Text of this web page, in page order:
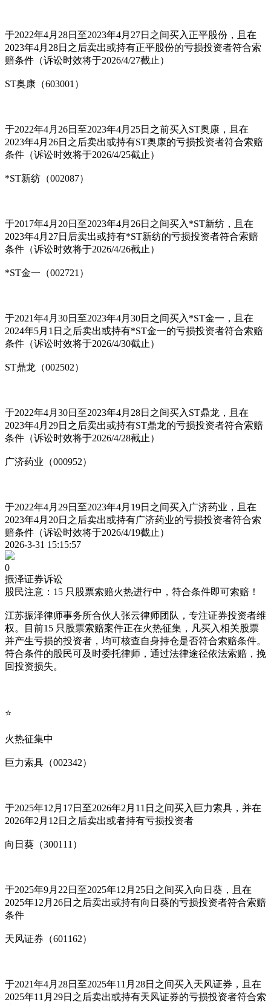
于2022年4月28日至2023年4月27日之间买入正平股份，且在
2023年4月28日之后卖出或持有正平股份的亏损投资者符合索
赔条件（诉讼时效将于2026/4/27截止）
ST奥康（603001）
于2022年4月26日至2023年4月25日之前买入ST奥康，且在
2023年4月26日之后卖出或持有ST奥康的亏损投资者符合索赔
条件（诉讼时效将于2026/4/25截止）
*ST新纺（002087）
于2017年4月20日至2023年4月26日之间买入*ST新纺，且在
2023年4月27日后卖出或持有*ST新纺的亏损投资者符合索赔
条件（诉讼时效将于2026/4/26截止）
*ST金一（002721）
于2021年4月30日至2023年4月30日之间买入*ST金一，且在
2024年5月1日之后卖出或持有*ST金一的亏损投资者符合索赔
条件（诉讼时效将于2026/4/30截止）
ST鼎龙（002502）
于2022年4月30日至2023年4月28日之间买入ST鼎龙，且在
2023年4月29日之后卖出或持有ST鼎龙的亏损投资者符合索赔
条件（诉讼时效将于2026/4/28截止）
广济药业（000952）
于2022年4月29日至2023年4月19日之间买入广济药业，且在
2023年4月20日之后卖出或持有广济药业的亏损投资者符合索
赔条件（诉讼时效将于2026/4/19截止）
2026-3-31 15:15:57
0
振泽证券诉讼
股民注意：15 只股票索赔火热进行中，符合条件即可索赔！
江苏振泽律师事务所合伙人张云律师团队，专注证券投资者维
权。目前15 只股票索赔案件正在火热征集，凡买入相关股票
并产生亏损的投资者，均可核查自身持仓是否符合索赔条件。
符合条件的股民可及时委托律师，通过法律途径依法索赔，挽
回投资损失。
⭐
火热征集中
巨力索具（002342）
于2025年12月17日至2026年2月11日之间买入巨力索具，并在
2026年2月12日之后卖出或者持有亏损投资者
向日葵（300111）
于2025年9月22日至2025年12月25日之间买入向日葵，且在
2025年12月26日之后卖出或持有向日葵的亏损投资者符合索赔
条件
天风证券（601162）
于2021年4月28日至2025年11月28日之间买入天风证券，且在
2025年11月29日之后卖出或持有天风证券的亏损投资者符合索